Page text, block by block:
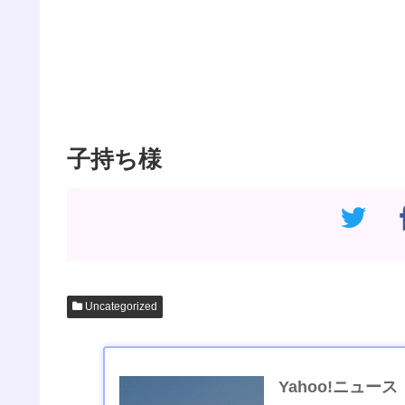
子持ち様
Uncategorized
Yahoo!ニュース